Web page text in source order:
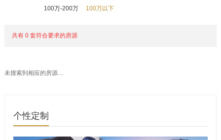
100万-200万
100万以下
共有 0 套符合要求的房源
未搜索到相应的房源....
个性定制